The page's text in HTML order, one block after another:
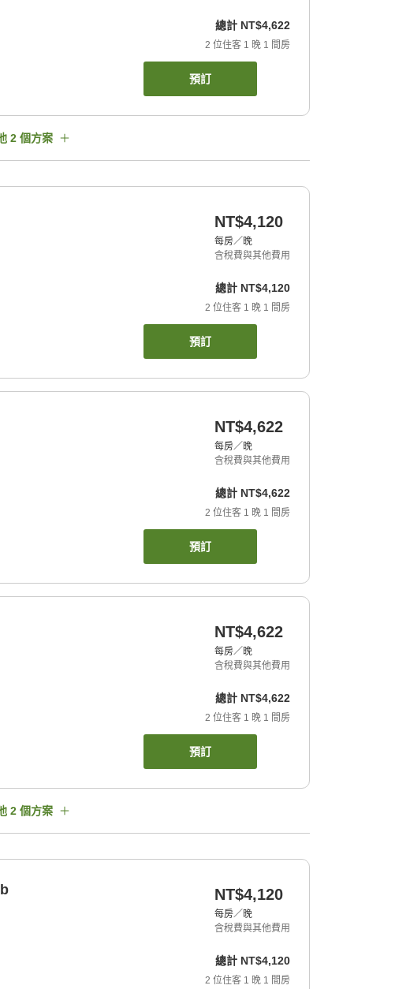
總計 NT$4,622
2 位住客 1 晚 1 間房
預訂
2 個方案
NT$4,120
每房／晚
含稅費與其他費用
總計 NT$4,120
2 位住客 1 晚 1 間房
預訂
NT$4,622
每房／晚
含稅費與其他費用
總計 NT$4,622
2 位住客 1 晚 1 間房
預訂
NT$4,622
每房／晚
含稅費與其他費用
總計 NT$4,622
2 位住客 1 晚 1 間房
預訂
2 個方案
NT$4,120
每房／晚
含稅費與其他費用
總計 NT$4,120
2 位住客 1 晚 1 間房